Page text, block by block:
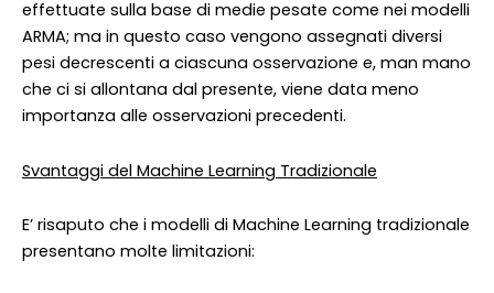
effettuate sulla base di medie pesate come nei modelli
ARMA; ma in questo caso vengono assegnati diversi
pesi decrescenti a ciascuna osservazione e, man mano
che ci si allontana dal presente, viene data meno
importanza alle osservazioni precedenti.
Svantaggi del Machine Learning Tradizionale
E’ risaputo che i modelli di Machine Learning tradizionale
presentano molte limitazioni: